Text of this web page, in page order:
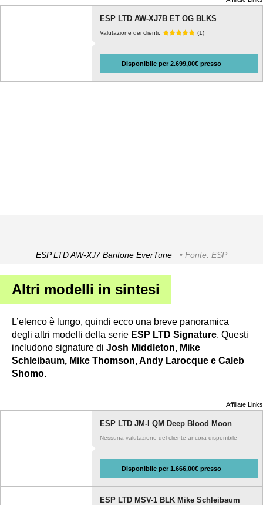
ESP LTD AW-XJ7B ET OG BLKS
Valutazione dei clienti: (1)
Disponibile per 2.699,00€ presso
ESP LTD AW-XJ7 Baritone EverTune · Fonte: ESP
Altri modelli in sintesi
L’elenco è lungo, quindi ecco una breve panoramica
degli altri modelli della serie ESP LTD Signature. Questi
includono signature di Josh Middleton, Mike
Schleibaum, Mike Thomson, Andy Larocque e Caleb
Shomo.
Affiliate Links
ESP LTD JM-I QM Deep Blood Moon
Nessuna valutazione del cliente ancora disponibile
Disponibile per 1.666,00€ presso
ESP LTD MSV-1 BLK Mike Schleibaum